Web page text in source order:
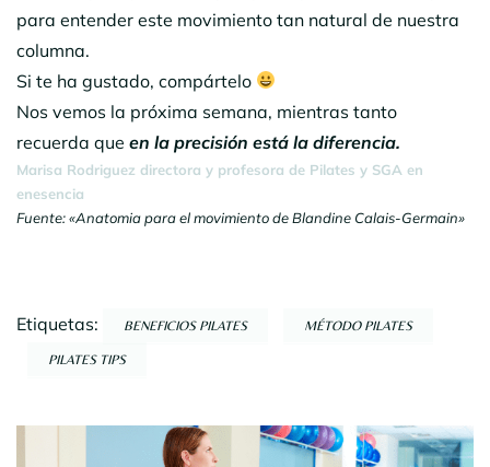
para entender este movimiento tan natural de nuestra
columna.
Si te ha gustado, compártelo
Nos vemos la próxima semana, mientras tanto
recuerda que en la precisión está la diferencia.
Marisa Rodriguez directora y profesora de Pilates y SGA en
enesencia
Fuente: «Anatomia para el movimiento de Blandine Calais-Germain»
Etiquetas: BENEFICIOS PILATES MÉTODO PILATES
PILATES TIPS
Navegación